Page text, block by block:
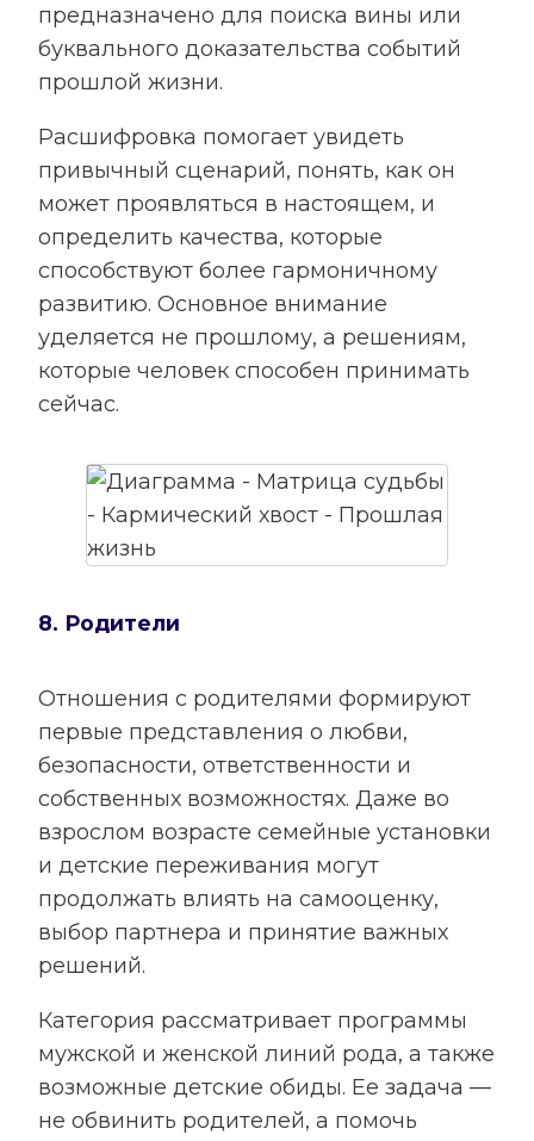
предназначено для поиска вины или
буквального доказательства событий
прошлой жизни.
Расшифровка помогает увидеть
привычный сценарий, понять, как он
может проявляться в настоящем, и
определить качества, которые
способствуют более гармоничному
развитию. Основное внимание
уделяется не прошлому, а решениям,
которые человек способен принимать
сейчас.
8. Родители
Отношения с родителями формируют
первые представления о любви,
безопасности, ответственности и
собственных возможностях. Даже во
взрослом возрасте семейные установки
и детские переживания могут
продолжать влиять на самооценку,
выбор партнера и принятие важных
решений.
Категория рассматривает программы
мужской и женской линий рода, а также
возможные детские обиды. Ее задача —
не обвинить родителей, а помочь